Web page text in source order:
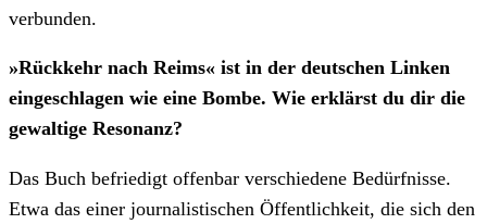
verbunden.
»Rückkehr nach Reims« ist in der deutschen Linken
eingeschlagen wie eine Bombe. Wie erklärst du dir die
gewaltige Resonanz?
Das Buch befriedigt offenbar verschiedene Bedürfnisse.
Etwa das einer journalistischen Öffentlichkeit, die sich den